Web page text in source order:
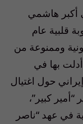
أكبر هاشمي
قلبية عام
وممنوعة من
بها في
حول اغتيال
كبير”،
في عهد “ناصر